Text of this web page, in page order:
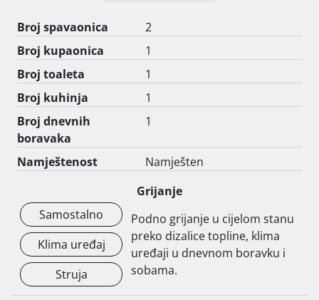
Broj spavaonica
2
Broj kupaonica
1
Broj toaleta
1
Broj kuhinja
1
Broj dnevnih
boravaka
1
Namještenost
Namješten
Grijanje
Samostalno
Klima uređaj
Struja
Podno grijanje u cijelom stanu
preko dizalice topline, klima
uređaji u dnevnom boravku i
sobama.